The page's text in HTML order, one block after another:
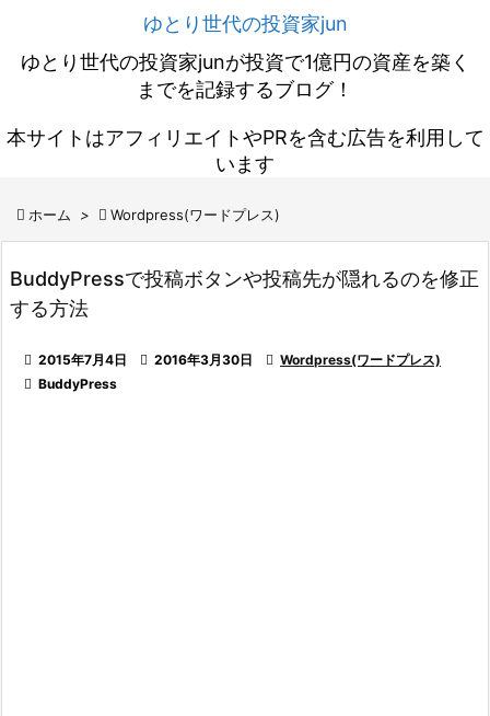
ゆとり世代の投資家jun
ゆとり世代の投資家junが投資で1億円の資産を築く
までを記録するブログ！
本サイトはアフィリエイトやPRを含む広告を利用して
います
 ホーム >  Wordpress(ワードプレス)
BuddyPressで投稿ボタンや投稿先が隠れるのを修正
する方法
 2015年7月4日  2016年3月30日  Wordpress(ワードプレス)
 BuddyPress